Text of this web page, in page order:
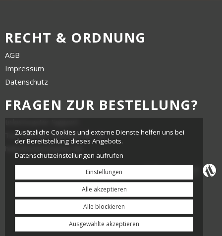
RECHT & ORDNUNG
AGB
Impressum
Datenschutz
FRAGEN ZUR BESTELLUNG?
Tel.: +49 561 350 296 28 - 0
Zusätzliche Cookies und externe Dienste helfen uns bei
der Bereitstellung dieses Angebots.
Datenschutzeinstellungen aufrufen
Einstellungen
Alle akzeptieren
Alle blockieren
Ausgewählte akzeptieren